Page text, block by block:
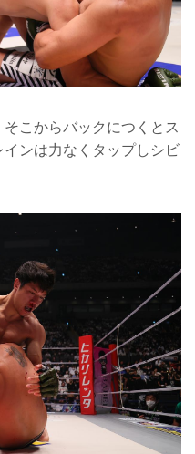
こからバックにつくとス
ンは力なくタップしシビ